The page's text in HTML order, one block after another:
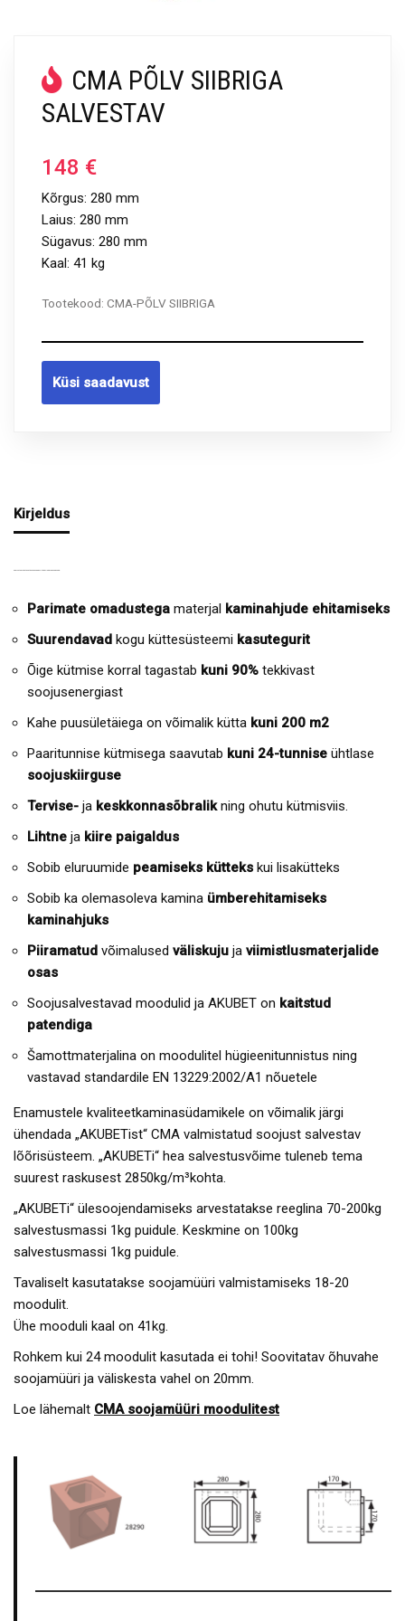
CMA PÕLV SIIBRIGA
SALVESTAV
148 €
Kõrgus: 280 mm
Laius: 280 mm
Sügavus: 280 mm
Kaal: 41 kg
Tootekood: CMA-PÕLV SIIBRIGA
Küsi saadavust
Kirjeldus
Parimate omadustega materjal kaminahjude ehitamiseks
Suurendavad kogu küttesüsteemi kasutegurit
Õige kütmise korral tagastab kuni 90% tekkivast
soojusenergiast
Kahe puusületäiega on võimalik kütta kuni 200 m2
Paaritunnise kütmisega saavutab kuni 24-tunnise ühtlase
soojuskiirguse
Tervise- ja keskkonnasõbralikning ohutu kütmisviis.
Lihtne ja kiire paigaldus
Sobib eluruumide peamiseks kütteks kui lisakütteks
Sobib ka olemasoleva kamina ümberehitamiseks
kaminahjuks
Piiramatud võimalused väliskuju ja viimistlusmaterjalide
osas
Soojusalvestavad moodulid ja AKUBET on kaitstud
patendiga
Šamottmaterjalina on moodulitel hügieenitunnistus ning
vastavad standardile EN 13229:2002/A1 nõuetele
Enamustele kvaliteetkaminasüdamikele on võimalik järgi
ühendada „AKUBETist“ CMA valmistatud soojust salvestav
lõõrisüsteem. „AKUBETi“ hea salvestusvõime tuleneb tema
suurest raskusest 2850kg/m³kohta.
„AKUBETi“ ülesoojendamiseks arvestatakse reeglina 70-200kg
salvestusmassi 1kg puidule. Keskmine on 100kg
salvestusmassi 1kg puidule.
Tavaliselt kasutatakse soojamüüri valmistamiseks 18-20
moodulit.
Ühe mooduli kaal on 41kg.
Rohkem kui 24 moodulit kasutada ei tohi! Soovitatav õhuvahe
soojamüüri ja väliskesta vahel on 20mm.
Loe lähemalt CMA soojamüüri moodulitest